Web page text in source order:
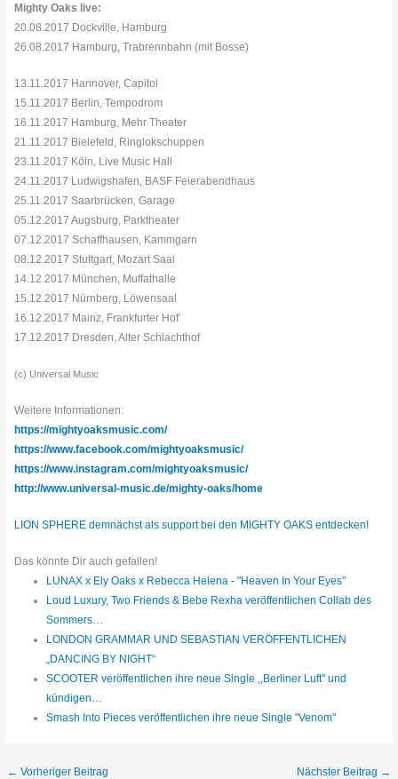
Mighty Oaks live:
20.08.2017 Dockville, Hamburg
26.08.2017 Hamburg, Trabrennbahn (mit Bosse)
13.11.2017 Hannover, Capitol
15.11.2017 Berlin, Tempodrom
16.11.2017 Hamburg, Mehr Theater
21.11.2017 Bielefeld, Ringlokschuppen
23.11.2017 Köln, Live Music Hall
24.11.2017 Ludwigshafen, BASF Feierabendhaus
25.11.2017 Saarbrücken, Garage
05.12.2017 Augsburg, Parktheater
07.12.2017 Schaffhausen, Kammgarn
08.12.2017 Stuttgart, Mozart Saal
14.12.2017 München, Muffathalle
15.12.2017 Nürnberg, Löwensaal
16.12.2017 Mainz, Frankfurter Hof
17.12.2017 Dresden, Alter Schlachthof
(c) Universal Music
Weitere Informationen:
https://mightyoaksmusic.com/
https://www.facebook.com/mightyoaksmusic/
https://www.instagram.com/mightyoaksmusic/
http://www.universal-music.de/mighty-oaks/home
LION SPHERE demnächst als support bei den MIGHTY OAKS entdecken!
Das könnte Dir auch gefallen!
LUNAX x Ely Oaks x Rebecca Helena - "Heaven In Your Eyes"
Loud Luxury, Two Friends & Bebe Rexha veröffentlichen Collab des
Sommers…
LONDON GRAMMAR UND SEBASTIAN VERÖFFENTLICHEN
„DANCING BY NIGHT“
SCOOTER veröffentlichen ihre neue Single ,,Berliner Luft" und
kündigen…
Smash Into Pieces veröffentlichen ihre neue Single "Venom"
← Vorheriger Beitrag Nächster Beitrag →